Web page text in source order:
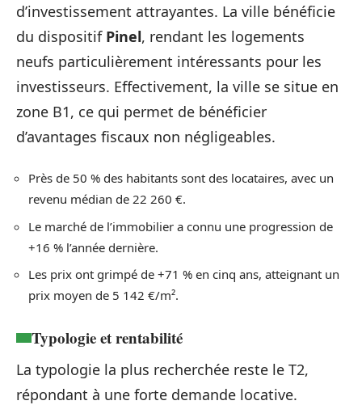
d’investissement attrayantes. La ville bénéficie
du dispositif Pinel, rendant les logements
neufs particulièrement intéressants pour les
investisseurs. Effectivement, la ville se situe en
zone B1, ce qui permet de bénéficier
d’avantages fiscaux non négligeables.
Près de 50 % des habitants sont des locataires, avec un
revenu médian de 22 260 €.
Le marché de l’immobilier a connu une progression de
+16 % l’année dernière.
Les prix ont grimpé de +71 % en cinq ans, atteignant un
prix moyen de 5 142 €/m².
Typologie et rentabilité
La typologie la plus recherchée reste le T2,
répondant à une forte demande locative.